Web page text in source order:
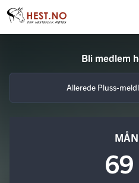
Bli medlem
Allerede Pluss-